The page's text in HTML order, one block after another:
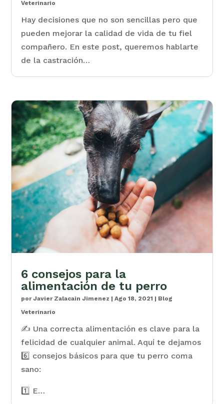
Veterinario
Hay decisiones que no son sencillas pero que
pueden mejorar la calidad de vida de tu fiel
compañero. En este post, queremos hablarte
de la castración…
6 consejos para la
alimentación de tu perro
porJavier Zalacain Jimenez |Ago 18, 2021 | Blog
Veterinario
✍️ Una correcta alimentación es clave para la
felicidad de cualquier animal. Aquí te dejamos
6️⃣ consejos básicos para que tu perro coma
sano:
1️⃣ E…